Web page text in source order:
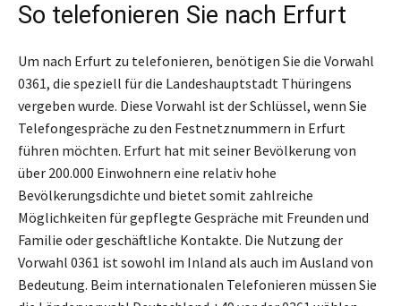
So telefonieren Sie nach Erfurt
Um nach Erfurt zu telefonieren, benötigen Sie die Vorwahl
0361, die speziell für die Landeshauptstadt Thüringens
vergeben wurde. Diese Vorwahl ist der Schlüssel, wenn Sie
Telefongespräche zu den Festnetznummern in Erfurt
führen möchten. Erfurt hat mit seiner Bevölkerung von
über 200.000 Einwohnern eine relativ hohe
Bevölkerungsdichte und bietet somit zahlreiche
Möglichkeiten für gepflegte Gespräche mit Freunden und
Familie oder geschäftliche Kontakte. Die Nutzung der
Vorwahl 0361 ist sowohl im Inland als auch im Ausland von
Bedeutung. Beim internationalen Telefonieren müssen Sie